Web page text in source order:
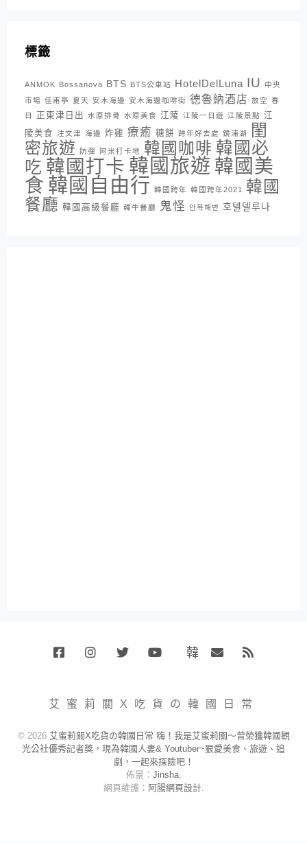
標籤
ANMOK Bossanova BTS BTS公車站 HotelDelLuna IU
中央
市場 佳甫亭 夏天 安木海邊 安木海邊咖啡街 德魯納酒店 放空 春
日
正東津日出 水原排骨 水原美食 江陵 江陵一日遊 江陵景點 江
陵美食 注文津 海邊 炸雞 療癒 糖餅 跨年好去處 鏡浦湖
閨
密旅遊
防彈 阿米打卡地 韓國咖啡 韓國必
吃 韓國打卡 韓國旅遊 韓國美
食 韓國自由行 韓國跨年 韓國跨年2021
韓國
餐廳 韓國高級餐廳 韓牛餐廳 鬼怪 안목해변 호텔델루나
韓
小
賣
艾蜜莉關X吃貨の韓國日常
© 2026 艾蜜莉關X吃貨の韓國日常 嗨！我是艾蜜莉關～曾榮獲韓國觀
光公社優秀記者獎，現為韓國人妻& Youtuber~狠愛美食、旅遊、追
劇，一起來探險吧！
佈景： Jinsha.
網頁維護： 阿腸網頁設計.